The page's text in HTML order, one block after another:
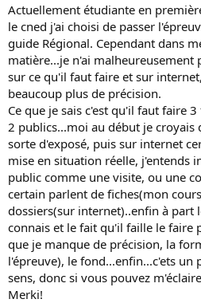
i
s
c
u
s
i
o
n
Actuellement étudiante en
le cned j'ai choisi de passer
guide Régional. Cependant dans
matière...je n'ai malheureusement
sur ce qu'il faut faire et sur
beaucoup plus de précision.
Ce que je sais c'est qu'il faut faire
2 publics...moi au début je
sorte d'exposé, puis sur internet
mise en situation réelle, j'entends
public comme une visite, ou une
certain parlent de fiches(mon
dossiers(sur internet)..enfin à part
connais et le fait qu'il faille le faire
que je manque de précision, la
l'épreuve), le fond...enfin...c'ets un
sens, donc si vous pouvez
Merki!